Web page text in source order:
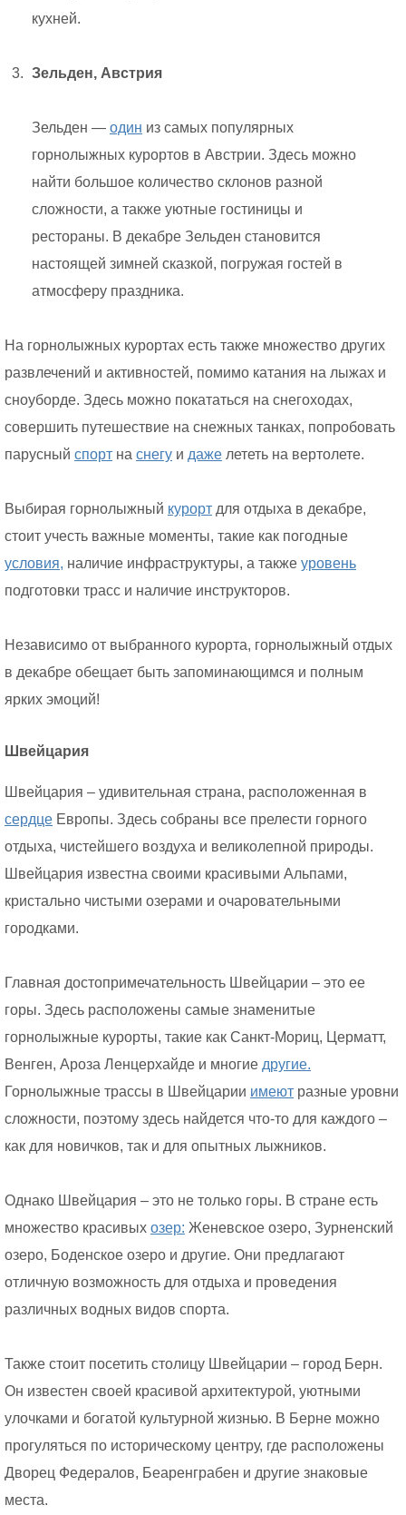
кухней.
Зельден, Австрия
Зельден — один из самых популярных
горнолыжных курортов в Австрии. Здесь можно
найти большое количество склонов разной
сложности, а также уютные гостиницы и
рестораны. В декабре Зельден становится
настоящей зимней сказкой, погружая гостей в
атмосферу праздника.
На горнолыжных курортах есть также множество других
развлечений и активностей, помимо катания на лыжах и
сноуборде. Здесь можно покататься на снегоходах,
совершить путешествие на снежных танках, попробовать
парусный спорт на снегу и даже лететь на вертолете.
Выбирая горнолыжный курорт для отдыха в декабре,
стоит учесть важные моменты, такие как погодные
условия, наличие инфраструктуры, а также уровень
подготовки трасс и наличие инструкторов.
Независимо от выбранного курорта, горнолыжный отдых
в декабре обещает быть запоминающимся и полным
ярких эмоций!
Швейцария
Швейцария – удивительная страна, расположенная в
сердце Европы. Здесь собраны все прелести горного
отдыха, чистейшего воздуха и великолепной природы.
Швейцария известна своими красивыми Альпами,
кристально чистыми озерами и очаровательными
городками.
Главная достопримечательность Швейцарии – это ее
горы. Здесь расположены самые знаменитые
горнолыжные курорты, такие как Санкт-Мориц, Церматт,
Венген, Ароза Ленцерхайде и многие другие.
Горнолыжные трассы в Швейцарии имеют разные уровни
сложности, поэтому здесь найдется что-то для каждого –
как для новичков, так и для опытных лыжников.
Однако Швейцария – это не только горы. В стране есть
множество красивых озер: Женевское озеро, Зурненский
озеро, Боденское озеро и другие. Они предлагают
отличную возможность для отдыха и проведения
различных водных видов спорта.
Также стоит посетить столицу Швейцарии – город Берн.
Он известен своей красивой архитектурой, уютными
улочками и богатой культурной жизнью. В Берне можно
прогуляться по историческому центру, где расположены
Дворец Федералов, Беаренграбен и другие знаковые
места.